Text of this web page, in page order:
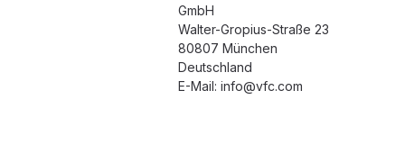
GmbH
Walter-Gropius-Straße 23
80807 München
Deutschland
E-Mail: info@vfc.com